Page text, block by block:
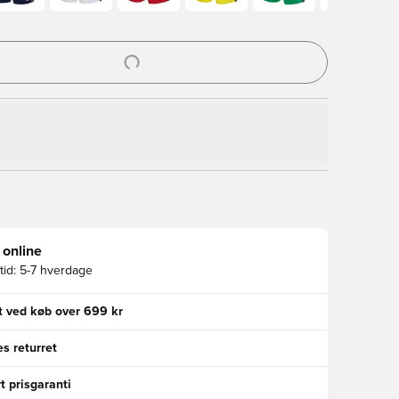
til at logge ind eller tilmelde dig som medlem
online
5-7 hverdage
ved køb over 699 kr
returret
prisgaranti